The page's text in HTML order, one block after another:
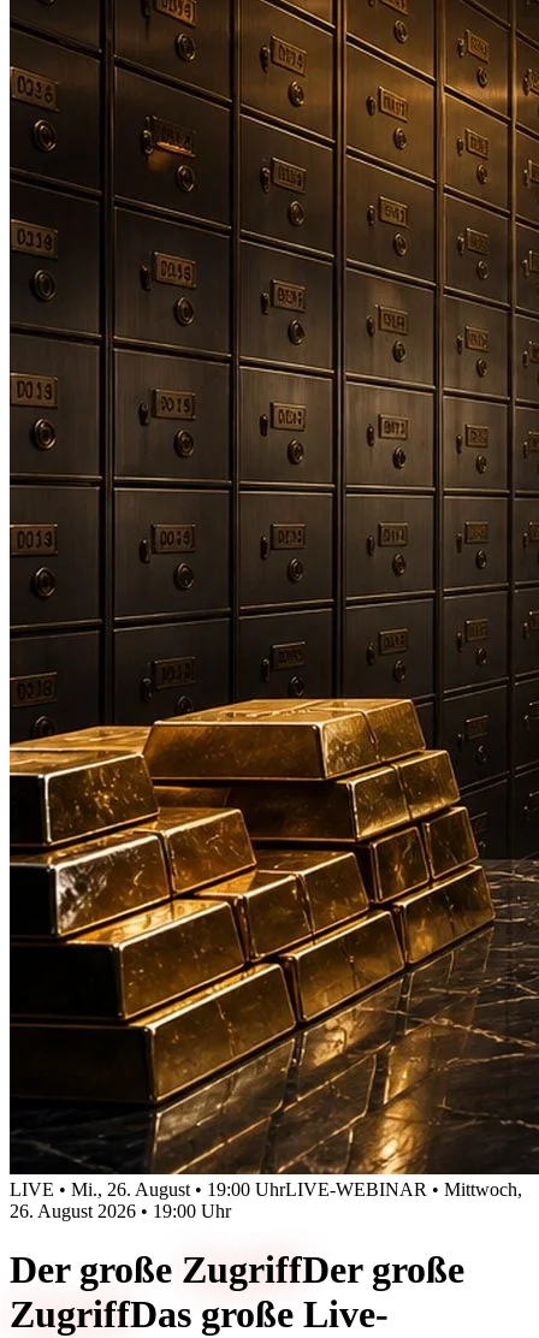
LIVE • Mi., 26. August • 19:00 UhrLIVE-WEBINAR • Mittwoch,
26. August 2026 • 19:00 Uhr
Der große ZugriffDer große
ZugriffDas große Live-